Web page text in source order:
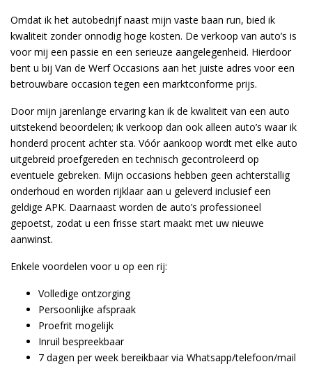
Omdat ik het autobedrijf naast mijn vaste baan run, bied ik
kwaliteit zonder onnodig hoge kosten. De verkoop van auto’s is
voor mij een passie en een serieuze aangelegenheid. Hierdoor
bent u bij Van de Werf Occasions aan het juiste adres voor een
betrouwbare occasion tegen een marktconforme prijs.
Door mijn jarenlange ervaring kan ik de kwaliteit van een auto
uitstekend beoordelen; ik verkoop dan ook alleen auto’s waar ik
honderd procent achter sta. Vóór aankoop wordt met elke auto
uitgebreid proefgereden en technisch gecontroleerd op
eventuele gebreken. Mijn occasions hebben geen achterstallig
onderhoud en worden rijklaar aan u geleverd inclusief een
geldige APK. Daarnaast worden de auto’s professioneel
gepoetst, zodat u een frisse start maakt met uw nieuwe
aanwinst.
Enkele voordelen voor u op een rij:
Volledige ontzorging
Persoonlijke afspraak
Proefrit mogelijk
Inruil bespreekbaar
7 dagen per week bereikbaar via Whatsapp/telefoon/mail